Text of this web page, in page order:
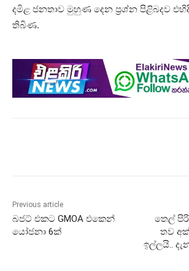
දමිළ ජනතාව මුහුණ දෙන ප්‍රශ්න පිළිබදව
තිබිණ.
Previous article
බජට් එකට GMOA එකෙන්
යෝජනා 6ක්
තෙල්
තව
ඉල්ලයි..